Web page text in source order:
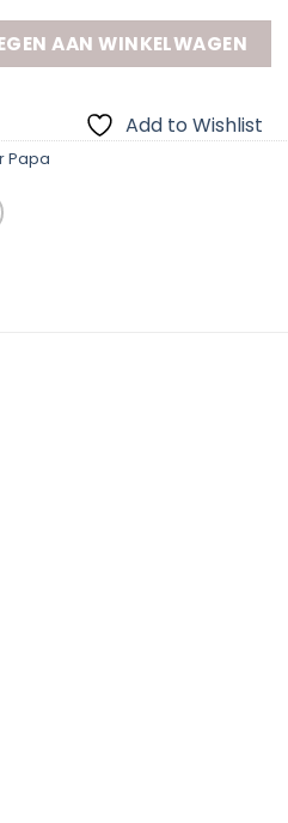
aantal
AAN WINKELWAGEN
Add to Wishlist
Papa